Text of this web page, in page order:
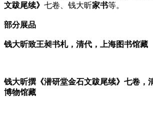
文跋尾续》 七卷、钱大昕家书等。
部分展品
钱大昕致王昶书札，清代，上海图书馆藏
钱大昕撰《潜研堂金石文跋尾续》七卷，
博物馆藏